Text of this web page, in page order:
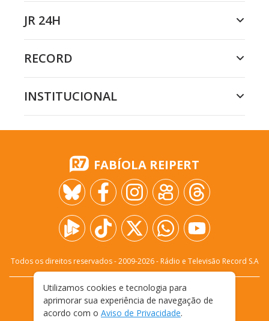
JR 24H
RECORD
INSTITUCIONAL
FABÍOLA REIPERT
Todos os direitos reservados - 2009-2026- Rádio e Televisão Record S.A
FALE CONOSCO
PRIVACIDADE
TERMOS E CONDIÇÕES DE USO
Utilizamos cookies e tecnologia para
aprimorar sua experiência de navegação de
acordo com o Aviso de Privacidade.